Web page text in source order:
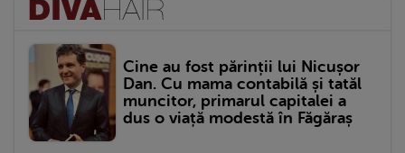
Cine au fost părinții lui Nicușor
Dan. Cu mama contabilă și tatăl
muncitor, primarul capitalei a
dus o viață modestă în Făgăraș